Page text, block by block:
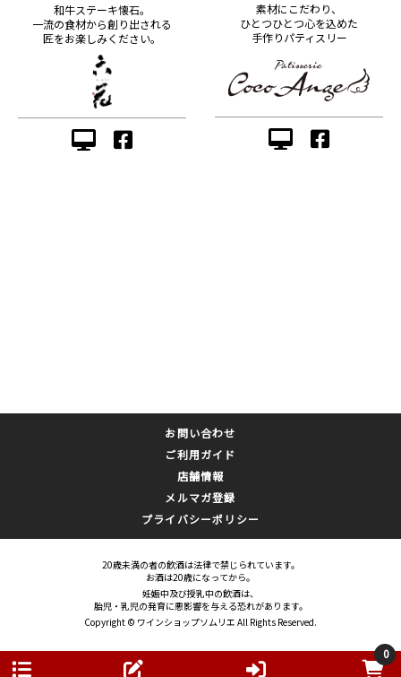
0
和牛ステーキ懐石。
一流の食材から創り出される
匠をお楽しみください。
素材にこだわり、
ひとつひとつ心を込めた
手作りパティスリー
お問い合わせ
ご利用ガイド
店舗情報
メルマガ登録
プライバシーポリシー
20歳未満の者の飲酒は法律で禁じられています。
お酒は20歳になってから。
妊娠中及び授乳中の飲酒は、
胎児・乳児の発育に悪影響を与える恐れがあります。
Copyright © ワインショップソムリエ All Rights Reserved.